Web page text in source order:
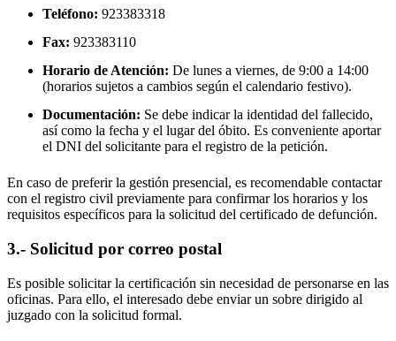
Teléfono: 923383318
Fax: 923383110
Horario de Atención: De lunes a viernes, de 9:00 a 14:00
(horarios sujetos a cambios según el calendario festivo).
Documentación: Se debe indicar la identidad del fallecido,
así como la fecha y el lugar del óbito. Es conveniente aportar
el DNI del solicitante para el registro de la petición.
En caso de preferir la gestión presencial, es recomendable contactar
con el registro civil previamente para confirmar los horarios y los
requisitos específicos para la solicitud del certificado de defunción.
3.- Solicitud por correo postal
Es posible solicitar la certificación sin necesidad de personarse en las
oficinas. Para ello, el interesado debe enviar un sobre dirigido al
juzgado con la solicitud formal.